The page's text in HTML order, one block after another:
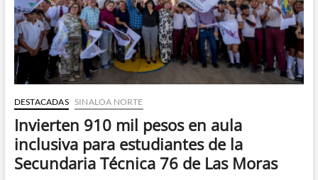
DESTACADAS SINALOA NORTE
Invierten 910 mil pesos en aula
inclusiva para estudiantes de la
Secundaria Técnica 76 de Las Moras